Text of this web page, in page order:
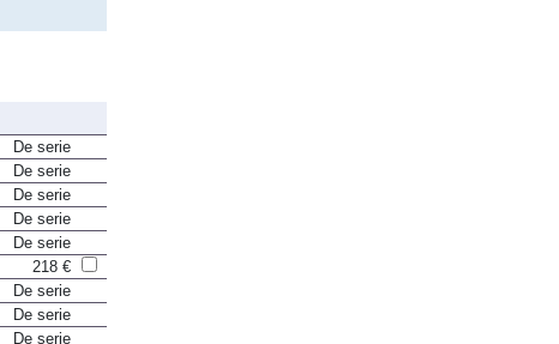
De serie
De serie
De serie
De serie
De serie
218 €
De serie
De serie
De serie